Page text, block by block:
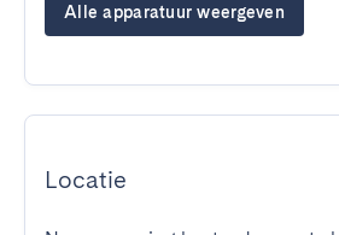
Alle apparatuur weergeven
Locatie